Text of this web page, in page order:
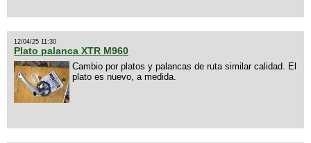
12/04/25 11:30
Plato palanca XTR M960
Cambio por platos y palancas de ruta similar calidad. El
plato es nuevo, a medida.